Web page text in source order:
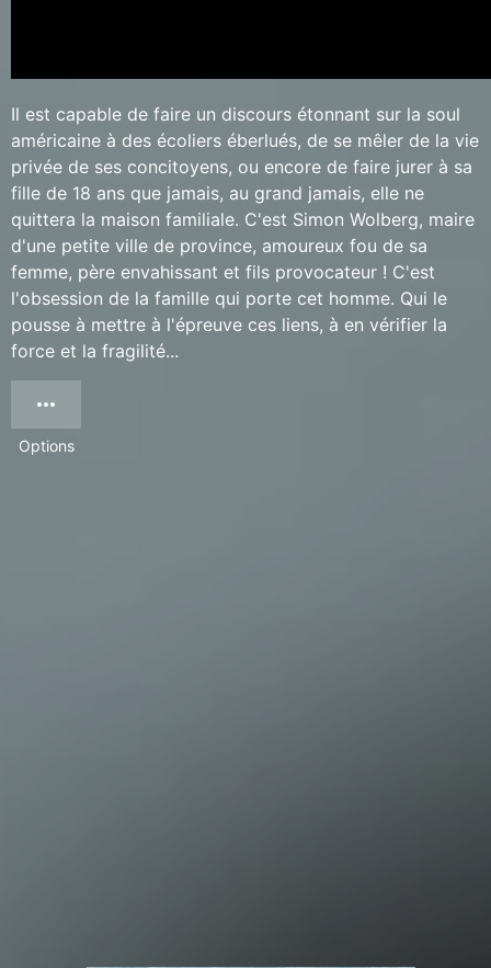
Il est capable de faire un discours étonnant sur la soul
américaine à des écoliers éberlués, de se mêler de la vie
privée de ses concitoyens, ou encore de faire jurer à sa
fille de 18 ans que jamais, au grand jamais, elle ne
quittera la maison familiale. C'est Simon Wolberg, maire
d'une petite ville de province, amoureux fou de sa
femme, père envahissant et fils provocateur ! C'est
l'obsession de la famille qui porte cet homme. Qui le
pousse à mettre à l'épreuve ces liens, à en vérifier la
force et la fragilité...
Options